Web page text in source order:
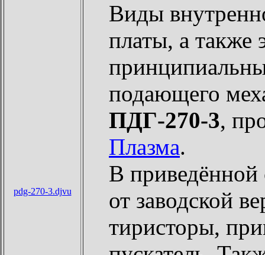
pdg-270-3.djvu
Виды
платы, а также
подающего
ПДГ-270-3,
Плазма.
В приведённой
от заводской
тиристоры,